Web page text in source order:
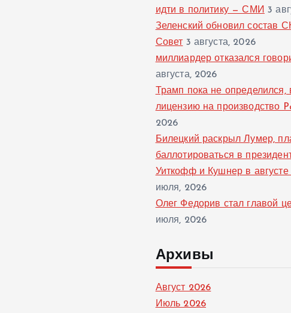
идти в политику — СМИ 3
Зеленский обновил состав
Совет 3 августа, 2026
миллиардер отказался
августа, 2026
Трамп пока не
лицензию на производство
2026
Билецкий раскрыл Лумер,
баллотироваться в
Уиткофф и Кушнер в августе
июля, 2026
Олег Федорив стал главой
июля, 2026
Архивы
Август 2026
Июль 2026